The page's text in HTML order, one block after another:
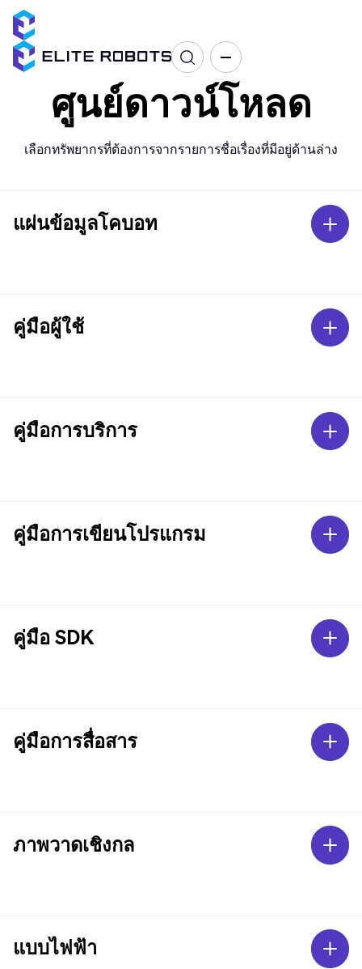
ศูนย์ดาวน์โหลด
เลือกทรัพยากรที่ต้องการจากรายการชื่อเรื่องที่มีอยู่ด้านล่าง
แผ่นข้อมูลโคบอท
คู่มือผู้ใช้
คู่มือการบริการ
คู่มือการเขียนโปรแกรม
คู่มือ SDK
คู่มือการสื่อสาร
ภาพวาดเชิงกล
แบบไฟฟ้า